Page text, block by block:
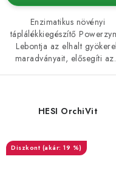
Enzimatikus növényi
táplálékkiegészítő
Lebontja az elhalt
maradványait, elősegíti
HESI OrchiVit
(akár: 19 %)